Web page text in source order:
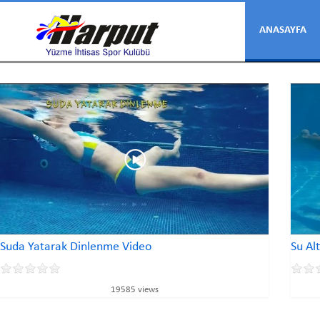
ANASAYFA
Suda Yatarak Dinlenme Video
19585 views
Su